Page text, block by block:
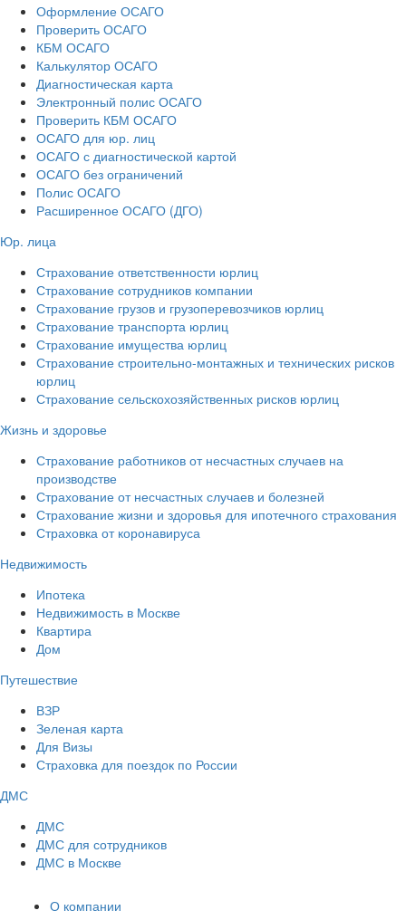
Оформление ОСАГО
Проверить ОСАГО
КБМ ОСАГО
Калькулятор ОСАГО
Диагностическая карта
Электронный полис ОСАГО
Проверить КБМ ОСАГО
ОСАГО для юр. лиц
ОСАГО с диагностической картой
ОСАГО без ограничений
Полис ОСАГО
Расширенное ОСАГО (ДГО)
Юр. лица
Страхование ответственности юрлиц
Страхование сотрудников компании
Страхование грузов и грузоперевозчиков юрлиц
Страхование транспорта юрлиц
Страхование имущества юрлиц
Страхование строительно-монтажных и технических рисков
юрлиц
Страхование сельскохозяйственных рисков юрлиц
Жизнь и здоровье
Страхование работников от несчастных случаев на
производстве
Страхование от несчастных случаев и болезней
Страхование жизни и здоровья для ипотечного страхования
Страховка от коронавируса
Недвижимость
Ипотека
Недвижимость в Москве
Квартира
Дом
Путешествие
ВЗР
Зеленая карта
Для Визы
Страховка для поездок по России
ДМС
ДМС
ДМС для сотрудников
ДМС в Москве
О компании